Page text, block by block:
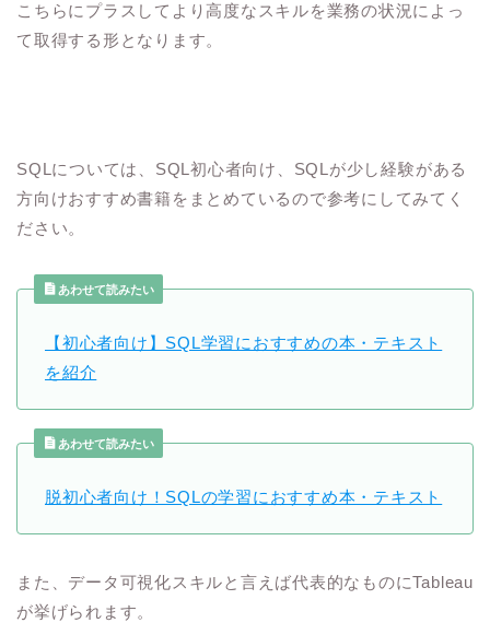
こちらにプラスしてより高度なスキルを業務の状況によっ
て取得する形となります。
SQLについては、SQL初心者向け、SQLが少し経験がある
方向けおすすめ書籍をまとめているので参考にしてみてく
ださい。
あわせて読みたい
【初心者向け】SQL学習におすすめの本・テキスト
を紹介
あわせて読みたい
脱初心者向け！SQLの学習におすすめ本・テキスト
また、データ可視化スキルと言えば代表的なものにTableau
が挙げられます。